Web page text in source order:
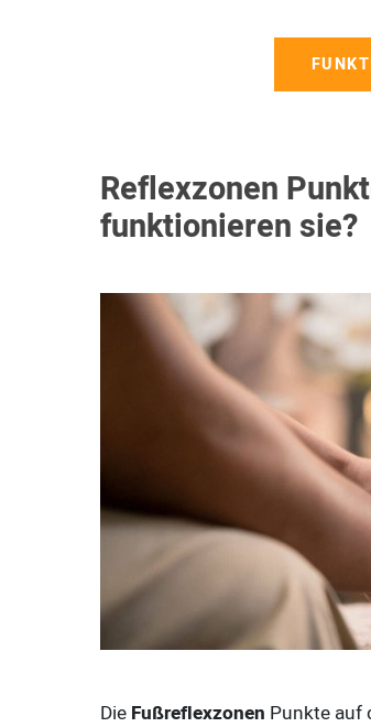
Reflexzonen
funktionieren sie?
Die Fußreflexzonen Punkte auf